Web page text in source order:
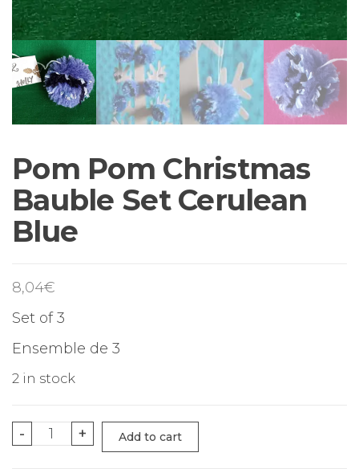
Pom Pom Christmas
Bauble Set Cerulean
Blue
8,04€
Set of 3
Ensemble de 3
2 in stock
- + Add to cart